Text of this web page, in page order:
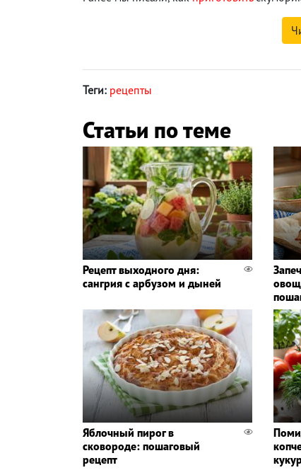
Теги: рецепты
Статьи по теме
Рецепт выходного дня:
сангрия с арбузом и дыней
Яблочный пирог в
сковороде: пошаговый
рецепт